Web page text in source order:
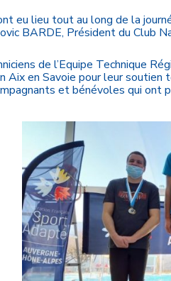
eu lieu tout au long de la
BARDE, Président du Club
de l’Equipe Technique
Aix en Savoie pour leur
et bénévoles qui